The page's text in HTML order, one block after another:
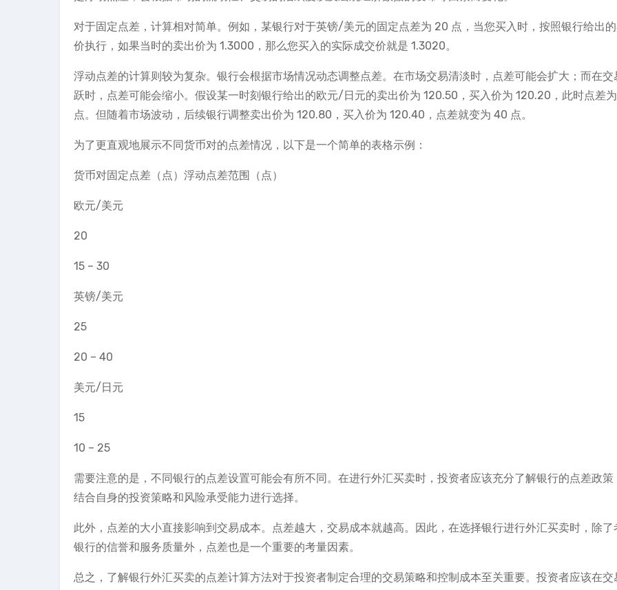
对于固定点差，计算相对简单。例如，某银行对于英镑/美元的固定点差为 20 点，当您买入时，按照银行给出
价执行，如果当时的卖出价为 1.3000，那么您买入的实际成交价就是 1.3020。
浮动点差的计算则较为复杂。银行会根据市场情况动态调整点差。在市场交易清淡时，点差可能会扩大；而在交
跃时，点差可能会缩小。假设某一时刻银行给出的欧元/日元的卖出价为 120.50，买入价为 120.20，此时点差
点。但随着市场波动，后续银行调整卖出价为 120.80，买入价为 120.40，点差就变为 40 点。
为了更直观地展示不同货币对的点差情况，以下是一个简单的表格示例：
货币对固定点差（点）浮动点差范围（点）
欧元/美元
20
15 – 30
英镑/美元
25
20 – 40
美元/日元
15
10 – 25
需要注意的是，不同银行的点差设置可能会有所不同。在进行外汇买卖时，投资者应该充分了解银行的点差政策
结合自身的投资策略和风险承受能力进行选择。
此外，点差的大小直接影响到交易成本。点差越大，交易成本就越高。因此，在选择银行进行外汇买卖时，除了
银行的信誉和服务质量外，点差也是一个重要的考量因素。
总之，了解银行外汇买卖的点差计算方法对于投资者制定合理的交易策略和控制成本至关重要。投资者应该在交